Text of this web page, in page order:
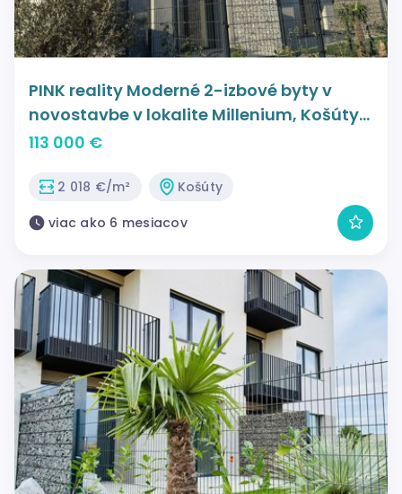
PINK reality Moderné 2-izbové byty v
novostavbe v lokalite Millenium, Košúty
SKOLAUDOVANÉ
113 000 €
2 018 €/m²
Košúty
viac ako 6 mesiacov